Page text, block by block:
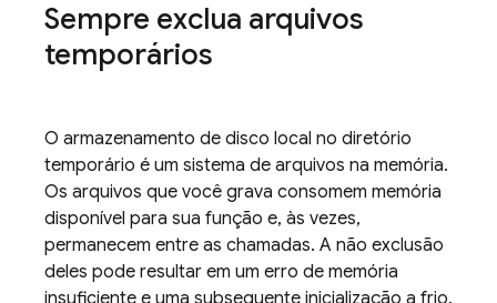
Sempre exclua arquivos
temporários
O armazenamento de disco local no diretório
temporário é um sistema de arquivos na memória.
Os arquivos que você grava consomem memória
disponível para sua função e, às vezes,
permanecem entre as chamadas. A não exclusão
deles pode resultar em um erro de memória
insuficiente e uma subsequente inicialização a frio.